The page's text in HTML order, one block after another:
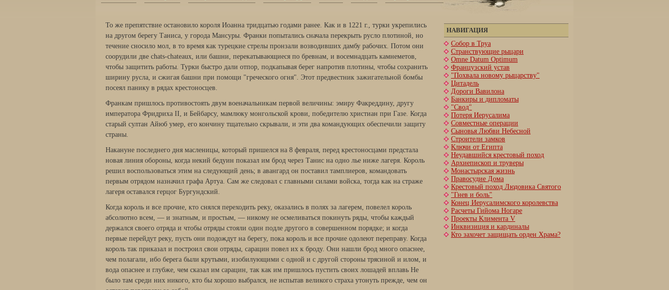
То же препятствие остановило короля Иоанна тридцатью годами ранее. Как и в 1221 г., турки укрепились
на другом берегу Таниса, у города Мансуры. Франки попытались сначала перекрыть русло плотиной, но
течение сносило мол, в то время как турецкие стрелы пронзали возводивших дамбу рабочих. Потом они
соорудили две chats-chateaux, или башни, перекатывающиеся по бревнам, и восемнадцать камнеметов,
чтобы защитить работы. Турки быстро дали отпор, подкапывая берег напротив плотины, чтобы сохранить
ширину русла, и сжигая башни при помощи "греческого огня". Этот предвестник зажигательной бомбы
посеял панику в рядах крестоносцев.
Франкам пришлось противостоять двум военачальникам первой величины: эмиру Факреддину, другу
императора Фридриха II, и Бейбарсу, мамлюку монгольской крови, победителю христиан при Газе. Когда
старый султан Айюб умер, его кончину тщательно скрывали, и эти два командующих обеспечили защиту
страны.
Накануне последнего дня масленицы, который пришелся на 8 февраля, перед крестоносцами предстала
новая линия обороны, когда некий бедуин показал им брод через Танис на одно лье ниже лагеря. Король
решил воспользоваться этим на следующий день; в авангард он поставил тамплиеров, командовать
первым отрядом назначил графа Артуа. Сам же следовал с главными силами войска, тогда как на страже
лагеря оставался герцог Бургундский.
Когда король и все прочие, кто снялся переходить реку, оказались в полях за лагерем, повелел король
абсолютно всем, — и знатным, и простым, — никому не осмеливаться покинуть ряды, чтобы каждый
держался своего отряда и чтобы отряды стояли один подле другого в совершенном порядке; и когда
первые перейдут реку, пусть они подождут на берегу, пока король и все прочие одолеют переправу. Когда
король так приказал и построил свои отряды, сарацин повел их к броду. Они нашли брод много опаснее,
чем полагали, ибо берега были крутыми, изобилующими с одной и с другой стороны трясиной и илом, и
вода опаснее и глубже, чем сказал им сарацин, так как им пришлось пустить своих лошадей вплавь Не
было там среди них никого, кто бы хорошо выбрался, не испытав великого страха утонуть прежде, чем он
НАВИГАЦИЯ
Собор в Труа
Странствующие рыцари
Omne Datum Optimum
Французский устав
"Похвала новому рыцарству"
Цитадель
Дороги Вавилона
Банкиры и дипломаты
"Свод"
Потеря Иерусалима
Совместные операции
Сыновья Любви Небесной
Строители замков
Ключи от Египта
Неудавшийся крестовый поход
Архиепископ и труверы
Монастырская жизнь
Правосудие Дома
Крестовый поход Людовика Святого
"Гнев и боль"
Конец Иерусалимского королевства
Расчеты Гийома Ногаре
Проекты Климента V
Инквизиция и кардиналы
Кто захочет защищать орден Храма?